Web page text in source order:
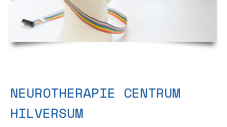
NEUROTHERAPIE CENTRUM
HILVERSUM